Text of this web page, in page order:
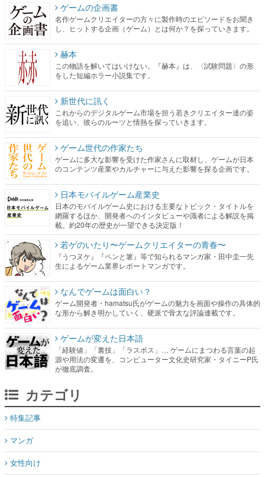
ゲームの企画書
名作ゲームクリエイターの方々に製作時のエピソードをお聞き
し、ヒットする企画（ゲーム）とは何か？を探っていきます。
赫本
この物語を解いてはいけない。『赫本』は、〈試験問題〉の形
をした短編ホラー小説集です。
新世代に訊く
これからのデジタルゲーム市場を担う若きクリエイター達の姿
を追い、彼らのルーツと情熱を探っていきます。
ゲーム世代の作家たち
ゲームに多大な影響を受けた作家さんに取材し、ゲームが日本
のコンテンツ産業やカルチャーに与えた影響を探る企画です。
日本モバイルゲーム産業史
日本のモバイルゲーム史における主要なトピック・タイトルを
網羅するほか、開発者へのインタビューや識者による解説を掲
載。約20年の歴史が一望できる決定版！
若ゲのいたり〜ゲームクリエイターの青春〜
『うつヌケ』『ペンと箸』等で知られるマンガ家・田中圭一先
生によるゲーム業界レポートマンガです。
なんでゲームは面白い？
ゲーム開発者・hamatsu氏がゲームの魅力を画面や操作の具体的
な形から解き明かしていく、硬派で骨太な評論連載です。
ゲームが変えた日本語
「経験値」「裏技」「ラスボス」… ゲームにまつわる言葉の起
源や用法の変遷を、コンピューター文化史研究家・タイニーP氏
が徹底調査。
カテゴリ
特集記事
マンガ
女性向け